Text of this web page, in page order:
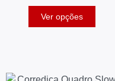
Ver opções